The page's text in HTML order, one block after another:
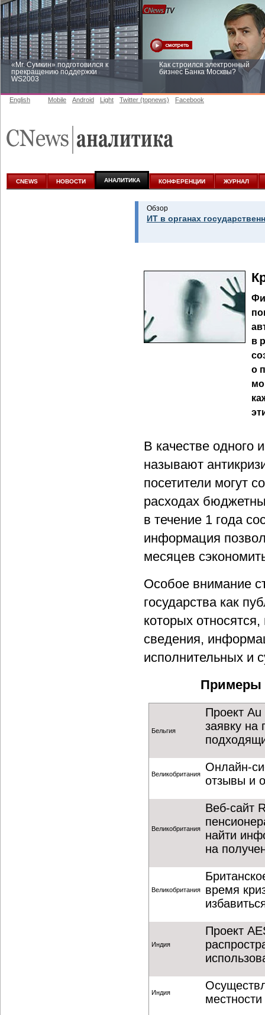
«Mr. Сумкин» подготовился к
прекращению поддержки
WS2003
Как строился электронный
бизнес Банка Москвы?
аналитике
English Mobile Android Light Twitter (topnews) Facebook
CNEWS НОВОСТИ АНАЛИТИКА КОНФЕРЕНЦИИ ЖУРНАЛ
Обзор
ИТ в органах
в
о
В качестве одного
называют
посетители могут
расходах
в течение 1 года
информация
месяцев
Особое внимание
государства как
которых
сведения,
исполнительных и
Примеры
Бельгия
Проект
заявку на
Великобритания
Онлайн-
отзывы и
Великобритания
Веб-сайт
найти
на
Великобритания
время
Индия
Проект
Индия